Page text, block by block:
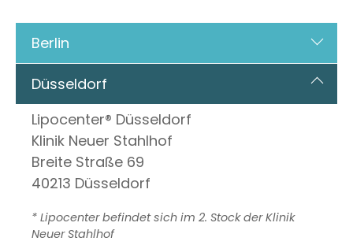
Berlin
Düsseldorf
Lipocenter® Düsseldorf
Klinik Neuer Stahlhof
Breite Straße 69
40213 Düsseldorf
* Lipocenter befindet sich im 2. Stock der Klinik
Neuer Stahlhof